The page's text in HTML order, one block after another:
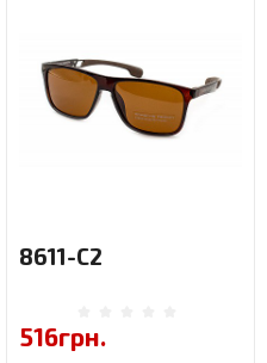
8611-C2
516грн.